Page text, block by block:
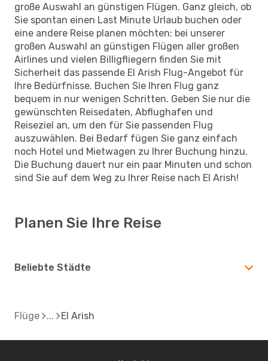
große Auswahl an günstigen Flügen. Ganz gleich, ob
Sie spontan einen Last Minute Urlaub buchen oder
eine andere Reise planen möchten: bei unserer
großen Auswahl an günstigen Flügen aller großen
Airlines und vielen Billigfliegern finden Sie mit
Sicherheit das passende El Arish Flug-Angebot für
Ihre Bedürfnisse. Buchen Sie Ihren Flug ganz
bequem in nur wenigen Schritten. Geben Sie nur die
gewünschten Reisedaten, Abflughafen und
Reiseziel an, um den für Sie passenden Flug
auszuwählen. Bei Bedarf fügen Sie ganz einfach
noch Hotel und Mietwagen zu Ihrer Buchung hinzu.
Die Buchung dauert nur ein paar Minuten und schon
sind Sie auf dem Weg zu Ihrer Reise nach El Arish!
Planen Sie Ihre Reise
Beliebte Städte
Flüge El Arish